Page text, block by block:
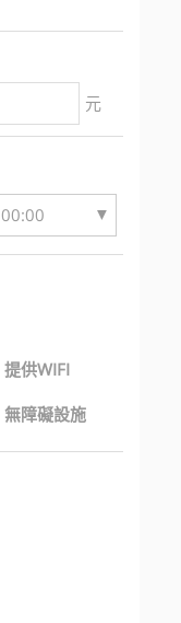
元
00:00 ▼
提供WIFI
無障礙設施